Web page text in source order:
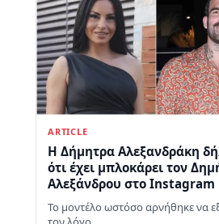
ARTICLE
H Δήμητρα Αλεξανδράκη
ότι έχει μπλοκάρει τον
Αλεξάνδρου στο Instagram
Το μοντέλο ωστόσο αρνήθηκε να